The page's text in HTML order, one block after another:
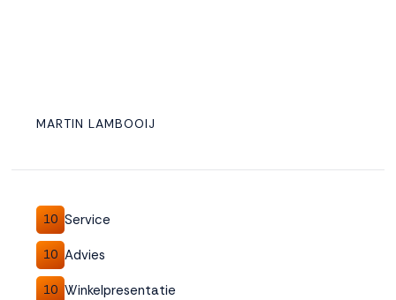
MARTIN LAMBOOIJ
10 Service
10 Advies
10 Winkelpresentatie